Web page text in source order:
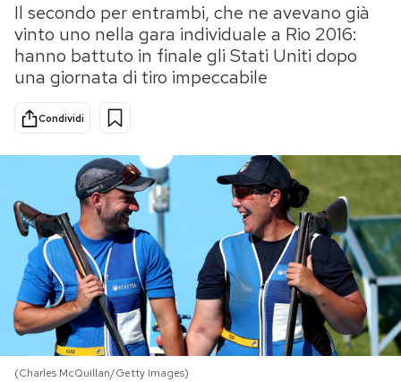
Scienza
Cultura
Economia
Sport
Media
Europa
Altrecose
PODCAST
NEWSLETTER
I MIEI PREFERITI
SHOP
Il secondo per entrambi, che ne avevano già
vinto uno nella gara individuale a Rio 2016:
hanno battuto in finale gli Stati Uniti dopo
una giornata di tiro impeccabile
Condividi
(Charles McQuillan/Getty Images)